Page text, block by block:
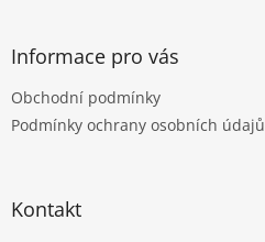
Informace pro vás
Obchodní podmínky
Podmínky ochrany osobních údajů
Kontakt